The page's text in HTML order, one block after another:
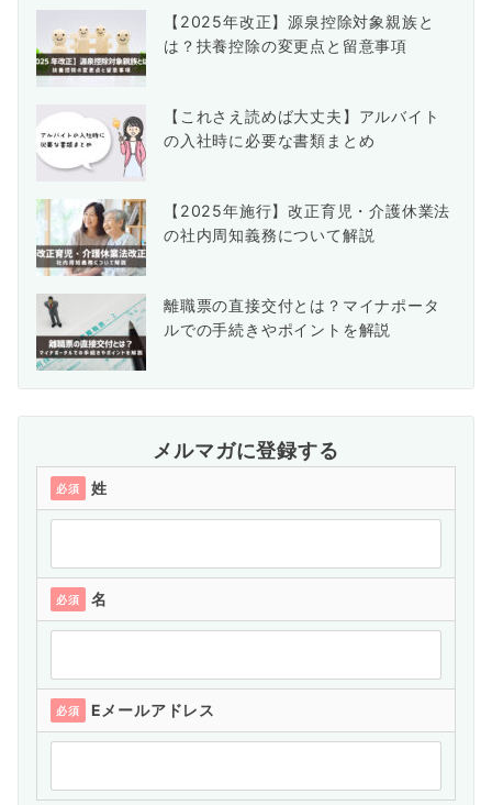
【2025年改正】源泉控除対象親族と
は？扶養控除の変更点と留意事項
【これさえ読めば大丈夫】アルバイト
の入社時に必要な書類まとめ
【2025年施行】改正育児・介護休業法
の社内周知義務について解説
離職票の直接交付とは？マイナポータ
ルでの手続きやポイントを解説
メルマガに登録する
必須 姓
必須 名
必須 Eメールアドレス